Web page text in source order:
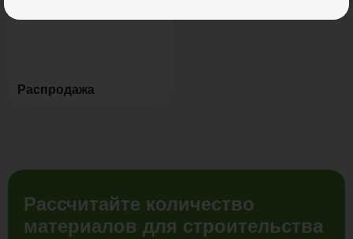
Распродажа
Рассчитайте количество
материалов для строительства